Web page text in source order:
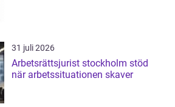
31 juli 2026
Arbetsrättsjurist stockholm stöd
när arbetssituationen skaver